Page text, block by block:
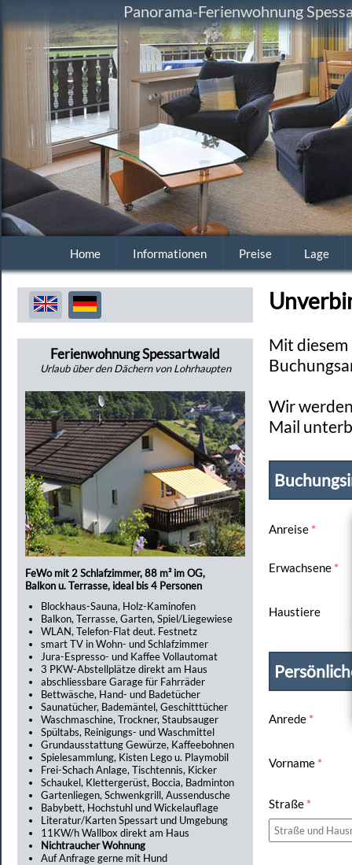
Panorama-Ferienwohnung
Home Informationen Preise Lage
Ferienwohnung Spessartwald
Urlaub über den Dächern von Lohrhaupten
FeWo mit 2 Schlafzimmer, 88 m² im OG,
Balkon u. Terrasse, ideal bis 4 Personen
Blockhaus-Sauna, Holz-Kaminofen
Balkon, Terrasse, Garten, Spiel/Liegewiese
WLAN, Telefon-Flat deut. Festnetz
smart TV in Wohn- und Schlafzimmer
Jura-Espresso- und Kaffee Vollautomat
3 PKW-Abstellplätze direkt am Haus
abschliessbare Garage für Fahrräder
Bettwäsche, Hand- und Badetücher
Saunatücher, Bademäntel, Geschitttücher
Waschmaschine, Trockner, Staubsauger
Spültabs, Reinigungs- und Waschmittel
Grundausstattung Gewürze, Kaffeebohnen
Spielesammlung, Kisten Lego u. Playmobil
Frei-Schach Anlage, Tischtennis, Kicker
Schaukel, Klettergerüst, Boccia, Badminton
Gartenliegen, Schwenkgrill, Aussendusche
Babybett, Hochstuhl und Wickelauflage
Literatur/Karten Spessart und Umgebung
11KW/h Wallbox direkt am Haus
Nichtraucher Wohnung
Auf Anfrage gerne mit Hund
Mit
Wir
Mail
Anreise *
Erwachsene *
Haustiere
Anrede *
Vorname *
Straße *